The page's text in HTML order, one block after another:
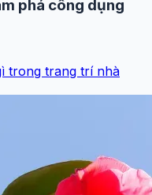
phá công dụng
trong trang trí nhà